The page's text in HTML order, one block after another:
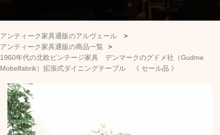
アンティーク家具通販のアルヴェール
>
アンティーク家具通販の商品一覧
>
1960年代の北欧ビンテージ家具 デンマークのグドメ社（Gudme
Mobelfabrik）拡張式ダイニングテーブル 《 セール品 》